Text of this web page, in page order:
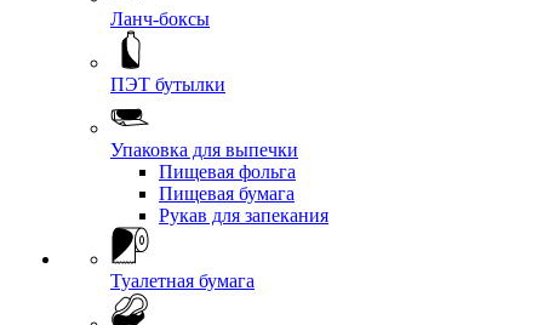
Ланч-боксы
ПЭТ бутылки
Упаковка для выпечки
Пищевая фольга
Пищевая бумага
Рукав для запекания
Туалетная бумага